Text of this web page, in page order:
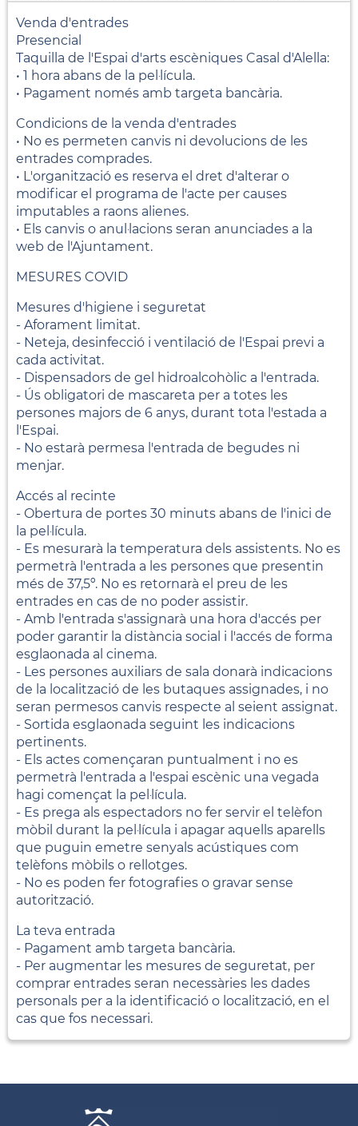
Venda d'entrades
Presencial
Taquilla de l'Espai d'arts escèniques Casal d'Alella:
• 1 hora abans de la pel·lícula.
• Pagament només amb targeta bancària.
Condicions de la venda d'entrades
• No es permeten canvis ni devolucions de les
entrades comprades.
• L'organització es reserva el dret d'alterar o
modificar el programa de l'acte per causes
imputables a raons alienes.
• Els canvis o anul·lacions seran anunciades a la
web de l'Ajuntament.
MESURES COVID
Mesures d'higiene i seguretat
- Aforament limitat.
- Neteja, desinfecció i ventilació de l'Espai previ a
cada activitat.
- Dispensadors de gel hidroalcohòlic a l'entrada.
- Ús obligatori de mascareta per a totes les
persones majors de 6 anys, durant tota l'estada a
l'Espai.
- No estarà permesa l'entrada de begudes ni
menjar.
Accés al recinte
- Obertura de portes 30 minuts abans de l'inici de
la pel·lícula.
- Es mesurarà la temperatura dels assistents. No es
permetrà l'entrada a les persones que presentin
més de 37,5º. No es retornarà el preu de les
entrades en cas de no poder assistir.
- Amb l'entrada s'assignarà una hora d'accés per
poder garantir la distància social i l'accés de forma
esglaonada al cinema.
- Les persones auxiliars de sala donarà indicacions
de la localització de les butaques assignades, i no
seran permesos canvis respecte al seient assignat.
- Sortida esglaonada seguint les indicacions
pertinents.
- Els actes començaran puntualment i no es
permetrà l'entrada a l'espai escènic una vegada
hagi començat la pel·lícula.
- Es prega als espectadors no fer servir el telèfon
mòbil durant la pel·lícula i apagar aquells aparells
que puguin emetre senyals acústiques com
telèfons mòbils o rellotges.
- No es poden fer fotografies o gravar sense
autorització.
La teva entrada
- Pagament amb targeta bancària.
- Per augmentar les mesures de seguretat, per
comprar entrades seran necessàries les dades
personals per a la identificació o localització, en el
cas que fos necessari.